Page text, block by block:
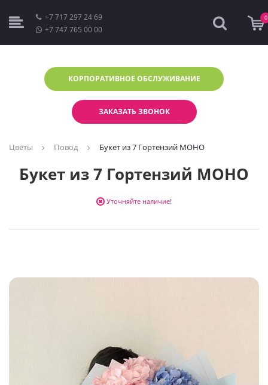
+7 717 297 24 69
+7 747 765 00 00
0
КОРПОРАТИВНОЕ ОБСЛУЖИВАНИЕ
ЗАКАЗАТЬ ЗВОНОК
Цветы Повод Букет из 7 Гортензий МОНО
Букет из 7 Гортензий МОНО
Уточняйте наличие!